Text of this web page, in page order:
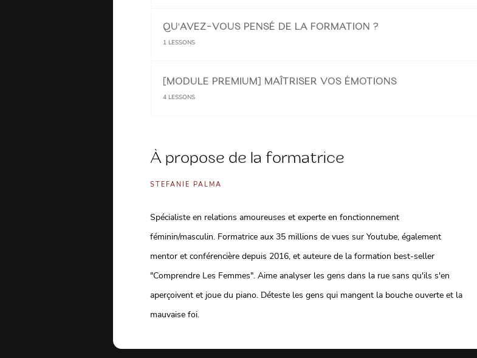
QU'AVEZ-VOUS PENSÉ DE LA FORMATION ?
1 LESSONS
[MODULE PREMIUM] MAÎTRISER VOS ÉMOTIONS
4 LESSONS
À propose de la formatrice
STEFANIE PALMA
Spécialiste en relations amoureuses et experte en fonctionnement
féminin/masculin. Formatrice aux 35 millions de vues sur Youtube, également
mentor et conférencière depuis 2016, et auteure de la formation best-seller
"Comprendre Les Femmes". Aime analyser les gens dans la rue sans qu'ils s'en
aperçoivent et joue du piano. Déteste les gens qui mangent la bouche ouverte et la
mauvaise foi.